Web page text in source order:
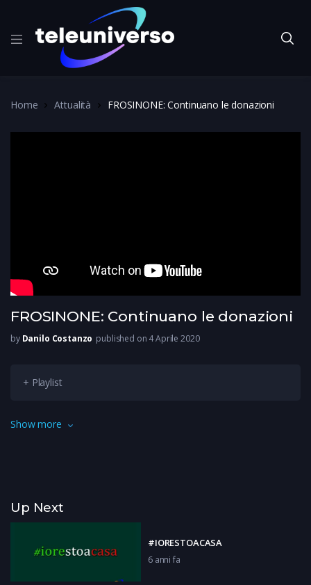
Home Attualità FROSINONE: Continuano le donazioni
FROSINONE: Continuano le donazioni
by Danilo Costanzo published on 4 Aprile 2020
+ Playlist
Non si fermano le donazioni nei confronti degli ospedali e
Show more
Up Next
#IORESTOACASA
6 anni fa